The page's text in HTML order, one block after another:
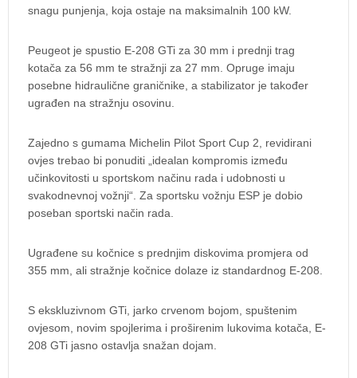
snagu punjenja, koja ostaje na maksimalnih 100 kW.
Peugeot je spustio E-208 GTi za 30 mm i prednji trag
kotača za 56 mm te stražnji za 27 mm. Opruge imaju
posebne hidraulične graničnike, a stabilizator je također
ugrađen na stražnju osovinu.
Zajedno s gumama Michelin Pilot Sport Cup 2, revidirani
ovjes trebao bi ponuditi „idealan kompromis između
učinkovitosti u sportskom načinu rada i udobnosti u
svakodnevnoj vožnji“. Za sportsku vožnju ESP je dobio
poseban sportski način rada.
Ugrađene su kočnice s prednjim diskovima promjera od
355 mm, ali stražnje kočnice dolaze iz standardnog E-208.
S ekskluzivnom GTi, jarko crvenom bojom, spuštenim
ovjesom, novim spojlerima i proširenim lukovima kotača, E-
208 GTi jasno ostavlja snažan dojam.